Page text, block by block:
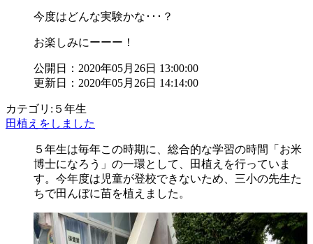
今度はどんな実験かな･･･？
お楽しみにーーー！
公開日：2020年05月26日 13:00:00
更新日：2020年05月26日 14:14:00
カテゴリ:５年生
田植えをしました
５年生は毎年この時期に、総合的な学習の時間「お米
博士になろう」の一環として、田植えを行っていま
す。今年度は児童が登校できないため、三小の先生た
ちで田んぼに苗を植えました。